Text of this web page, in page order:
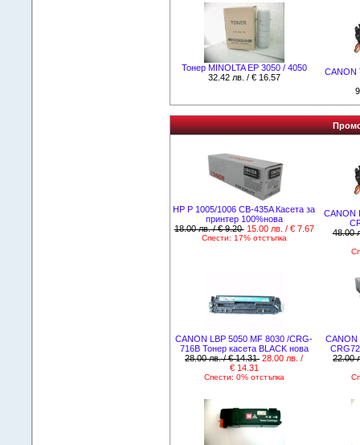
Тонер MINOLTA EP 3050 / 4050
32.42 лв. / € 16.57
CANON
HP P 1005/1006 CB-435A Касета за
принтер 100%нова
18.00 лв. / € 9.20 15.00 лв. / € 7.67
Спести: 17% отстъпка
CANON
48.00
CANON LBP 5050 MF 8030 /CRG-
716B Тонер касета BLACK нова
28.00 лв. / € 14.31 28.00 лв. /
€ 14.31
Спести: 0% отстъпка
CANON
22.00